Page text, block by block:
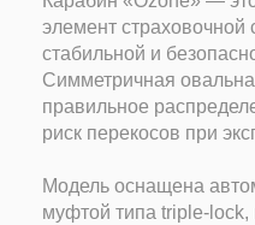
элемент
стабильной и
Симметричная
правильное
риск перекосов при
Модель оснащена
муфтой типа triple-lock,